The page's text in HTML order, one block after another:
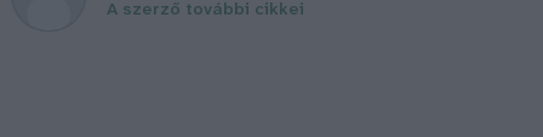
A szerző további cikkei